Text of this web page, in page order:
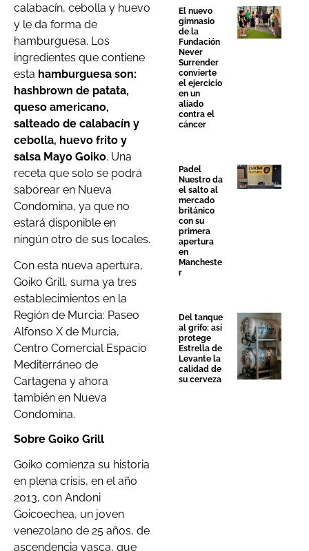
calabacín, cebolla y huevo
y le da forma de
hamburguesa. Los
ingredientes que contiene
esta hamburguesa son:
hashbrown de patata,
queso americano,
salteado de calabacín y
cebolla, huevo frito y
salsa Mayo Goiko. Una
receta que solo se podrá
saborear en Nueva
Condomina, ya que no
estará disponible en
ningún otro de sus locales.
Con esta nueva apertura,
Goiko Grill, suma ya tres
establecimientos en la
Región de Murcia: Paseo
Alfonso X de Murcia,
Centro Comercial Espacio
Mediterráneo de
Cartagena y ahora
también en Nueva
Condomina.
Sobre Goiko Grill
Goiko comienza su historia
en plena crisis, en el año
2013, con Andoni
Goicoechea, un joven
venezolano de 25 años, de
ascendencia vasca, que
El nuevo
gimnasio
de la
Fundación
Never
Surrender
convierte
el ejercicio
en un
aliado
contra el
cáncer
Padel
Nuestro da
el salto al
mercado
británico
con su
primera
apertura
en
Mancheste
r
Del tanque
al grifo: así
protege
Estrella de
Levante la
calidad de
su cerveza